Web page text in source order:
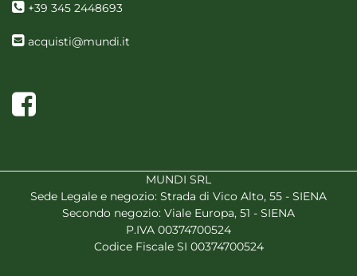
+39 345 2448693
acquisti@mundi.it
Facebook
MUNDI SRL
Sede Legale e negozio: Strada di Vico Alto, 55 - SIENA
Secondo negozio: Viale Europa, 51 - SIENA
P.IVA 00374700524
Codice Fiscale SI 00374700524